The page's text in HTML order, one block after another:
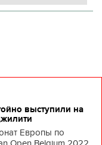
выступили на
Европы по